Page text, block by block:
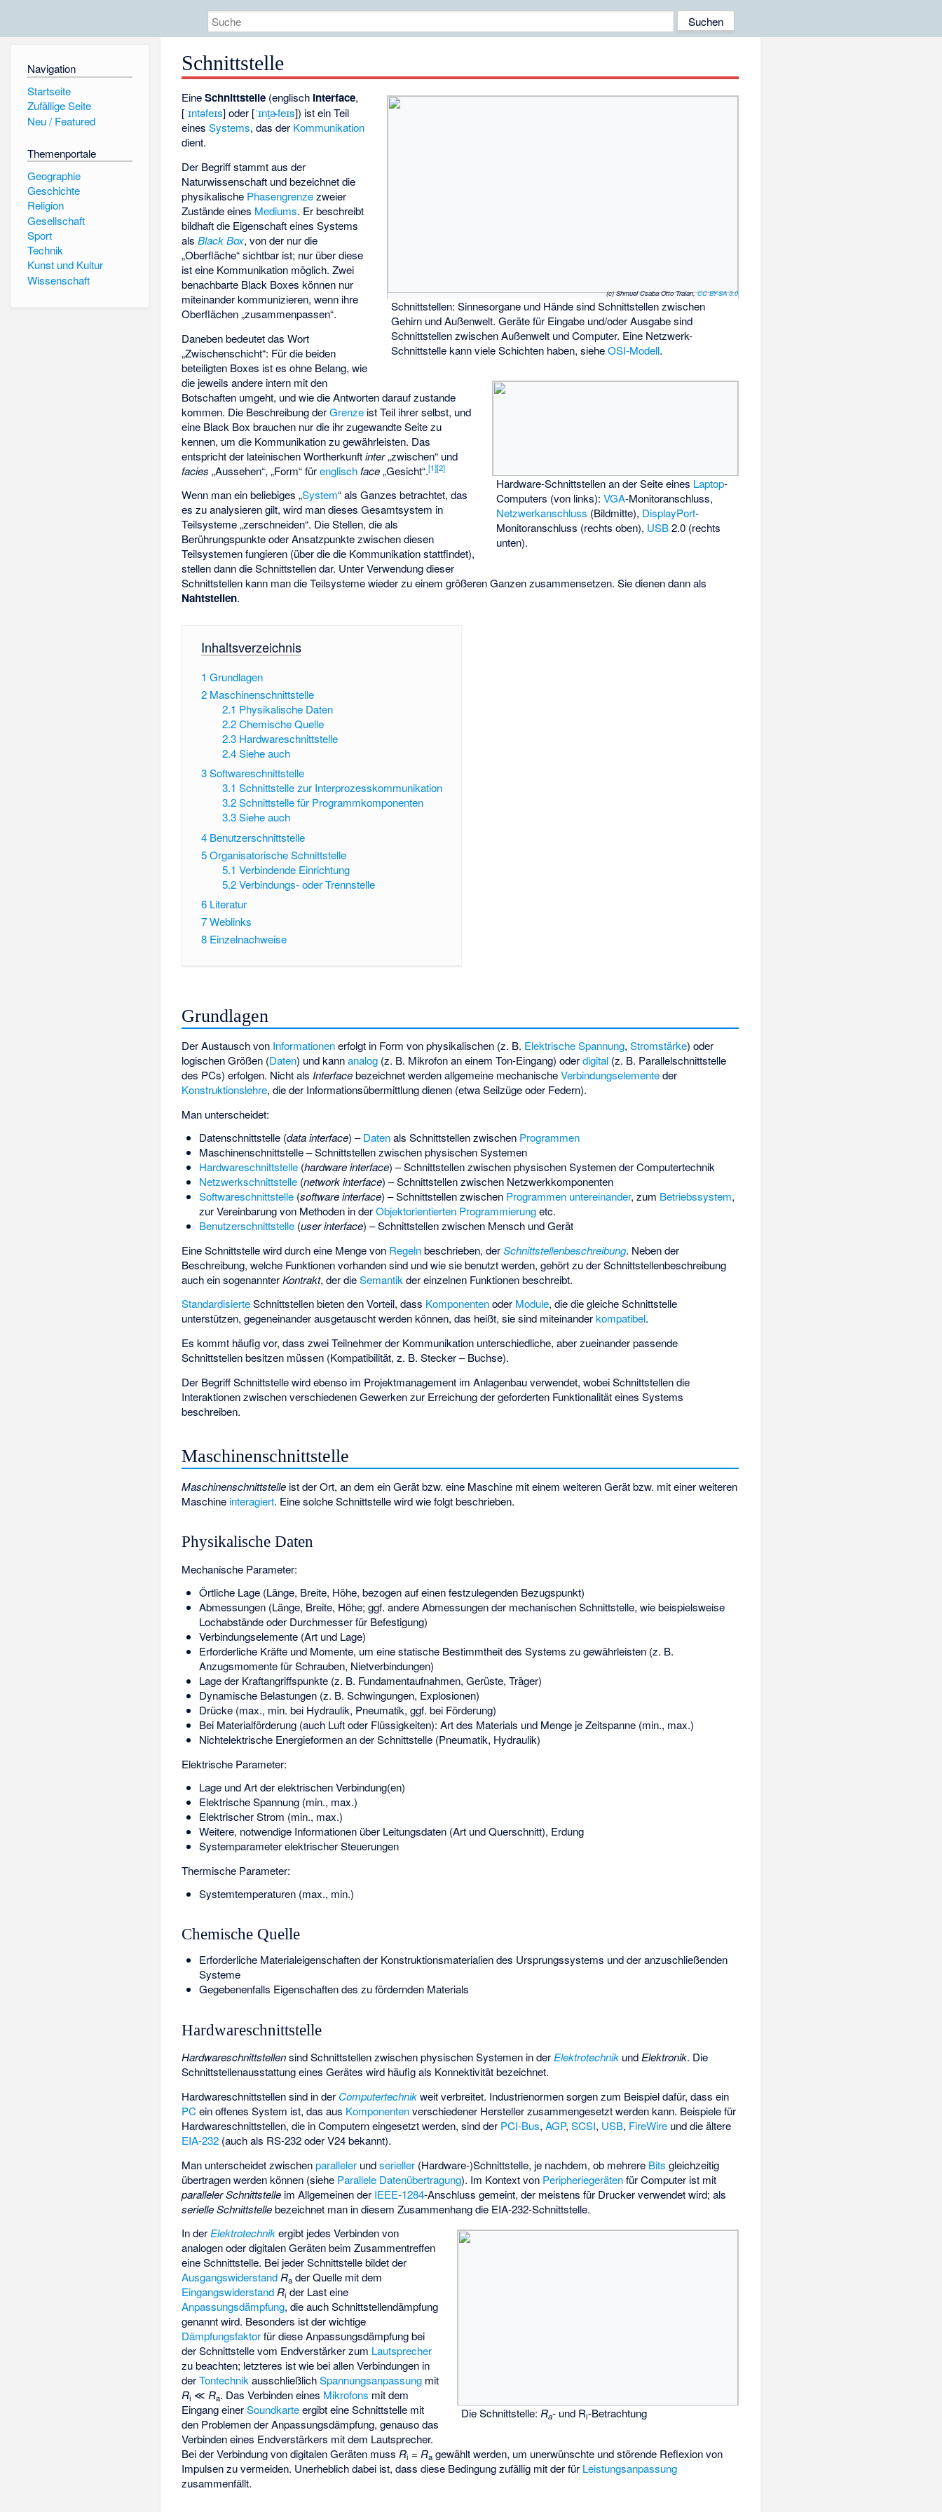
Navigation
Startseite
Zufällige Seite
Neu / Featured
Themenportale
Geographie
Geschichte
Religion
Gesellschaft
Sport
Technik
Kunst und Kultur
Wissenschaft
Schnittstelle
(c) Shmuel Csaba Otto Traian,CC BY-SA 3.0
Schnittstellen: Sinnesorgane und Hände sind Schnittstellen zwischen
Gehirn und Außenwelt. Geräte für Eingabe und/oder Ausgabe sind
Schnittstellen zwischen Außenwelt und Computer. Eine Netzwerk-
Schnittstelle kann viele Schichten haben, sieheOSI-Modell.
Hardware-Schnittstellen an der Seite eines Laptop-
Computers (von links):VGA-Monitoranschluss,
Netzwerkanschluss (Bildmitte), DisplayPort-
Monitoranschluss (rechts oben), USB2.0 (rechts
unten).
EineSchnittstelle (englisch Interface,
[ˈɪntəfeɪs] oder [ˈɪnt̬ɚfeɪs]) ist ein Teil
einesSystems, das der Kommunikation
dient.
Der Begriff stammt aus der
Naturwissenschaft und bezeichnet die
physikalische Phasengrenzezweier
Zustände eines Mediums. Er beschreibt
bildhaft die Eigenschaft eines Systems
alsBlack Box, von der nur die
„Oberfläche“ sichtbar ist; nur über diese
ist eine Kommunikation möglich. Zwei
benachbarte Black Boxes können nur
miteinander kommunizieren, wenn ihre
Oberflächen „zusammenpassen“.
Daneben bedeutet das Wort
„Zwischenschicht“: Für die beiden
beteiligten Boxes ist es ohne Belang, wie
die jeweils andere intern mit den
Botschaften umgeht, und wie die Antworten darauf zustande
kommen. Die Beschreibung derGrenze ist Teil ihrer selbst, und
eine Black Box brauchen nur die ihr zugewandte Seite zu
kennen, um die Kommunikation zu gewährleisten. Das
entspricht der lateinischen Wortherkunftinter„zwischen“ und
facies „Aussehen“, „Form“ fürenglisch face„Gesicht“.[1][2]
Wenn man ein beliebiges „System“ als Ganzes betrachtet, das
es zu analysieren gilt, wird man dieses Gesamtsystem in
Teilsysteme „zerschneiden“. Die Stellen, die als
Berührungspunkte oder Ansatzpunkte zwischen diesen
Teilsystemen fungieren (über die die Kommunikation stattfindet),
stellen dann die Schnittstellen dar. Unter Verwendung dieser
Schnittstellen kann man die Teilsysteme wieder zu einem größeren Ganzen zusammensetzen. Sie dienen dann als
Nahtstellen.
Inhaltsverzeichnis
1 Grundlagen
2 Maschinenschnittstelle
2.1 Physikalische Daten
2.2 Chemische Quelle
2.3 Hardwareschnittstelle
2.4 Siehe auch
3Softwareschnittstelle
3.1 Schnittstelle zur Interprozesskommunikation
3.2 Schnittstelle für Programmkomponenten
3.3 Siehe auch
4 Benutzerschnittstelle
5Organisatorische Schnittstelle
5.1 Verbindende Einrichtung
5.2 Verbindungs- oder Trennstelle
6 Literatur
7Weblinks
8 Einzelnachweise
Grundlagen
Der Austausch von Informationenerfolgt in Form von physikalischen (z. B. Elektrische Spannung,Stromstärke) oder
logischen Größen (Daten) und kannanalog (z. B. Mikrofon an einem Ton-Eingang) oderdigital (z. B. Parallelschnittstelle
des PCs) erfolgen. Nicht alsInterfacebezeichnet werden allgemeine mechanischeVerbindungselementeder
Konstruktionslehre, die der Informationsübermittlung dienen (etwa Seilzüge oder Federn).
Man unterscheidet:
Datenschnittstelle (data interface) –Datenals Schnittstellen zwischen Programmen
Maschinenschnittstelle– Schnittstellen zwischen physischen Systemen
Hardwareschnittstelle(hardware interface) – Schnittstellen zwischen physischen Systemen der Computertechnik
Netzwerkschnittstelle(network interface) – Schnittstellen zwischen Netzwerkkomponenten
Softwareschnittstelle(software interface) – Schnittstellen zwischen Programmen untereinander, zum Betriebssystem,
zur Vereinbarung von Methoden in derObjektorientierten Programmierungetc.
Benutzerschnittstelle(user interface) – Schnittstellen zwischen Mensch und Gerät
Eine Schnittstelle wird durch eine Menge von Regelnbeschrieben, derSchnittstellenbeschreibung. Neben der
Beschreibung, welche Funktionen vorhanden sind und wie sie benutzt werden, gehört zu der Schnittstellenbeschreibung
auch ein sogenannterKontrakt, der dieSemantik der einzelnen Funktionen beschreibt.
StandardisierteSchnittstellen bieten den Vorteil, dass Komponentenoder Module, die die gleiche Schnittstelle
unterstützen, gegeneinander ausgetauscht werden können, das heißt, sie sind miteinanderkompatibel.
Es kommt häufig vor, dass zwei Teilnehmer der Kommunikation unterschiedliche, aber zueinander passende
Schnittstellen besitzen müssen (Kompatibilität, z. B. Stecker – Buchse).
Der Begriff Schnittstelle wird ebenso im Projektmanagement im Anlagenbau verwendet, wobei Schnittstellen die
Interaktionen zwischen verschiedenen Gewerken zur Erreichung der geforderten Funktionalität eines Systems
beschreiben.
Maschinenschnittstelle
Maschinenschnittstelle ist der Ort, an dem ein Gerät bzw. eine Maschine mit einem weiteren Gerät bzw. mit einer weiteren
Maschine interagiert. Eine solche Schnittstelle wird wie folgt beschrieben.
Physikalische Daten
Mechanische Parameter:
Örtliche Lage (Länge, Breite, Höhe, bezogen auf einen festzulegenden Bezugspunkt)
Abmessungen (Länge, Breite, Höhe; ggf. andere Abmessungen der mechanischen Schnittstelle, wie beispielsweise
Lochabstände oder Durchmesser für Befestigung)
Verbindungselemente (Art und Lage)
Erforderliche Kräfte und Momente, um eine statische Bestimmtheit des Systems zu gewährleisten (z. B.
Anzugsmomente für Schrauben, Nietverbindungen)
Lage der Kraftangriffspunkte (z. B. Fundamentaufnahmen, Gerüste, Träger)
Dynamische Belastungen (z. B. Schwingungen, Explosionen)
Drücke (max., min. bei Hydraulik, Pneumatik, ggf. bei Förderung)
Bei Materialförderung (auch Luft oder Flüssigkeiten): Art des Materials und Menge je Zeitspanne (min., max.)
Nichtelektrische Energieformen an der Schnittstelle (Pneumatik, Hydraulik)
Elektrische Parameter:
Lage und Art der elektrischen Verbindung(en)
Elektrische Spannung (min., max.)
Elektrischer Strom (min., max.)
Weitere, notwendige Informationen über Leitungsdaten (Art und Querschnitt), Erdung
Systemparameter elektrischer Steuerungen
Thermische Parameter:
Systemtemperaturen (max., min.)
Chemische Quelle
Erforderliche Materialeigenschaften der Konstruktionsmaterialien des Ursprungssystems und der anzuschließenden
Systeme
Gegebenenfalls Eigenschaften des zu fördernden Materials
Hardwareschnittstelle
Hardwareschnittstellensind Schnittstellen zwischen physischen Systemen in derElektrotechnik undElektronik. Die
Schnittstellenausstattung eines Gerätes wird häufig als Konnektivität bezeichnet.
Hardwareschnittstellen sind in der Computertechnikweit verbreitet. Industrienormen sorgen zum Beispiel dafür, dass ein
PCein offenes System ist, das aus Komponentenverschiedener Hersteller zusammengesetzt werden kann. Beispiele für
Hardwareschnittstellen, die in Computern eingesetzt werden, sind der PCI-Bus,AGP,SCSI, USB, FireWire und die ältere
EIA-232 (auch als RS-232 oder V24 bekannt).
Man unterscheidet zwischenparalleler undserieller (Hardware-)Schnittstelle, je nachdem, ob mehrere Bits gleichzeitig
übertragen werden können (siehe Parallele Datenübertragung). Im Kontext von Peripheriegerätenfür Computer ist mit
paralleler Schnittstelle im Allgemeinen der IEEE-1284-Anschluss gemeint, der meistens für Drucker verwendet wird; als
serielle Schnittstellebezeichnet man in diesem Zusammenhang die EIA-232-Schnittstelle.
Die Schnittstelle:Ra- und Ri-Betrachtung
In derElektrotechnikergibt jedes Verbinden von
analogen oder digitalen Geräten beim Zusammentreffen
eine Schnittstelle. Bei jeder Schnittstelle bildet der
Ausgangswiderstand Ra der Quelle mit dem
Eingangswiderstand Ri der Last eine
Anpassungsdämpfung, die auch Schnittstellendämpfung
genannt wird. Besonders ist der wichtige
Dämpfungsfaktorfür diese Anpassungsdämpfung bei
der Schnittstelle vom Endverstärker zum Lautsprecher
zu beachten; letzteres ist wie bei allen Verbindungen in
derTontechnikausschließlichSpannungsanpassung mit
Ri ≪Ra. Das Verbinden eines Mikrofons mit dem
Eingang einerSoundkarteergibt eine Schnittstelle mit
den Problemen der Anpassungsdämpfung, genauso das
Verbinden eines Endverstärkers mit dem Lautsprecher.
Bei der Verbindung von digitalen Geräten mussRi =Ra gewählt werden, um unerwünschte und störende Reflexion von
Impulsenzu vermeiden. Unerheblich dabei ist, dass diese Bedingung zufällig mit der für Leistungsanpassung
zusammenfällt.